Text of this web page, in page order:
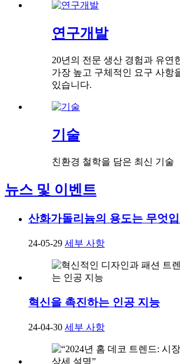
연구개발
20년의 전문 생산 경험과 유연
가장 높고 구체적인 요구 사항
있습니다.
기술
친환경 철학을 담은 최신 기술
뉴스 및 이벤트
산화가돌리늄의 용도는 무엇
24-05-29 세부 사항
혁신을 촉진하는 인공 지능
24-04-30 세부 사항